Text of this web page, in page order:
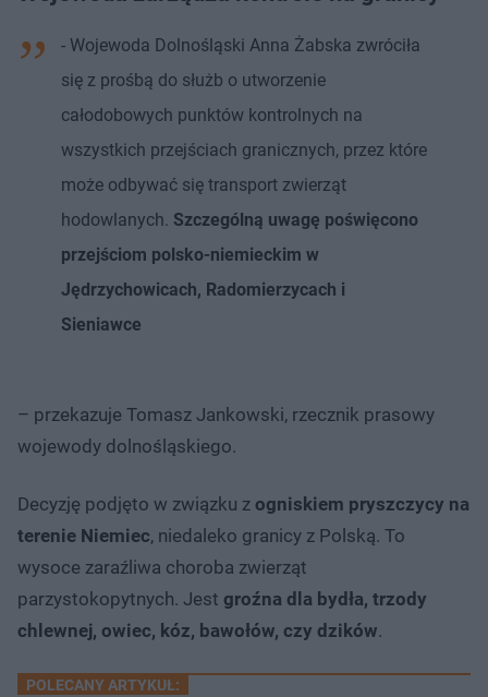
- Wojewoda Dolnośląski Anna Żabska zwróciła
się z prośbą do służb o utworzenie
całodobowych punktów kontrolnych na
wszystkich przejściach granicznych, przez które
może odbywać się transport zwierząt
hodowlanych. Szczególną uwagę poświęcono
przejściom polsko-niemieckim w
Jędrzychowicach, Radomierzycach i
Sieniawce
– przekazuje Tomasz Jankowski, rzecznik prasowy
wojewody dolnośląskiego.
Decyzję podjęto w związku z ogniskiem pryszczycy na
terenie Niemiec, niedaleko granicy z Polską. To
wysoce zaraźliwa choroba zwierząt
parzystokopytnych. Jest groźna dla bydła, trzody
chlewnej, owiec, kóz, bawołów, czy dzików.
POLECANY ARTYKUŁ: